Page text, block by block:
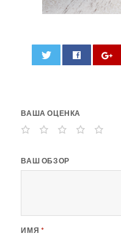
ВАША ОЦЕНКА
ВАШ ОБЗОР
ИМЯ *